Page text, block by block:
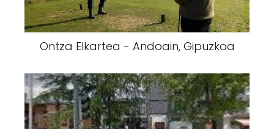
Ontza Elkartea - Andoain, Gipuzkoa